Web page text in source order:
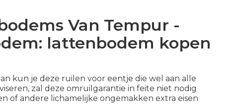
Van Tempur -
lattenbodem kopen
kun je deze ruilen voor eentje die wel aan alle
zal deze omruilgarantie in feite niet nodig
of andere lichamelijke ongemakken extra eisen